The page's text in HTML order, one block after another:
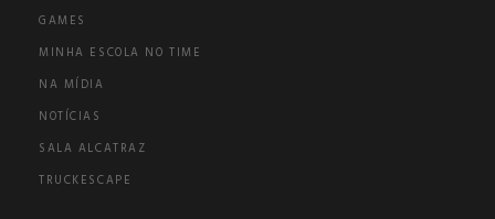
GAMES
MINHA ESCOLA NO TIME
NA MÍDIA
NOTÍCIAS
SALA ALCATRAZ
TRUCKESCAPE